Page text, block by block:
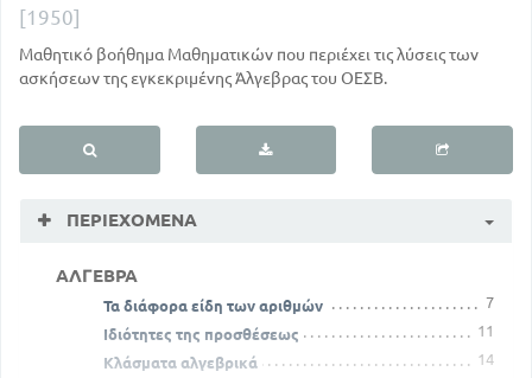
[1950]
Μαθητικό βοήθημα Μαθηματικών που περιέχει τις λύσεις των
ασκήσεων της εγκεκριμένης Άλγεβρας του ΟΕΣΒ.
ΠΕΡΙΕΧΌΜΕΝΑ
ΑΛΓΕΒΡΑ
Τα διάφορα είδη των αριθμών
7
Ιδιότητες της προσθέσεως
11
Κλάσματα αλγεβρικά
14